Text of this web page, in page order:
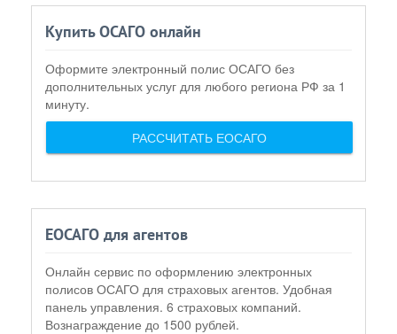
Купить ОСАГО онлайн
Оформите электронный полис ОСАГО без
дополнительных услуг для любого региона РФ за 1
минуту.
РАССЧИТАТЬ ЕОСАГО
ЕОСАГО для агентов
Онлайн сервис по оформлению электронных
полисов ОСАГО для страховых агентов. Удобная
панель управления. 6 страховых компаний.
Вознаграждение до 1500 рублей.